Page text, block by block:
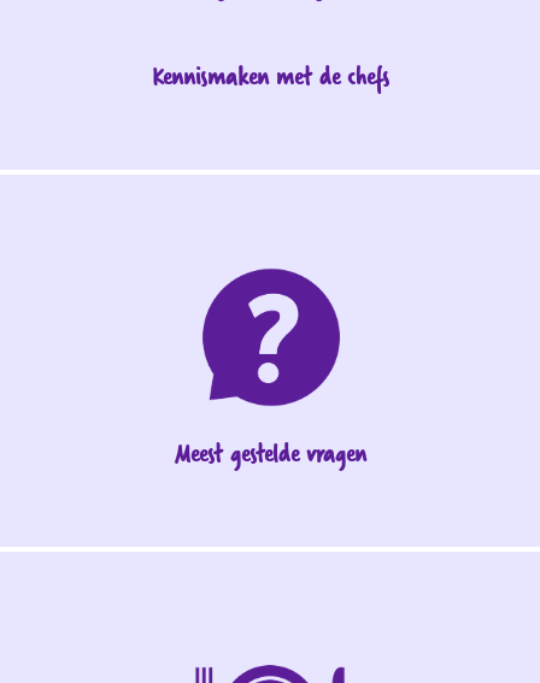
Kennismaken met de chefs
Meest gestelde vragen